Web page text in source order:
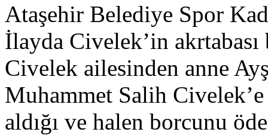
Ataşehir Belediye Spor
İlayda Civelek’in
Civelek ailesinden anne
Muhammet Salih
aldığı ve halen borcunu